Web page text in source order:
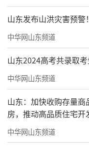
山东发布山洪灾害预
中华网山东频道
山东2024高考共录取
中华网山东频道
山东：加快收购存量
房，推动高品质住宅开
中华网山东频道